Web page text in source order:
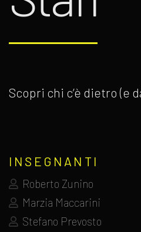
Scopri chi c’è dietro (e
INSEGNANTI
Roberto Zunino
Marzia Maccarini
Stefano Prevosto